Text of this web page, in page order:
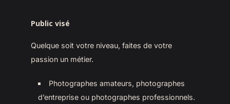
Public visé
Quelque soit votre niveau, faites de votre
passion un métier.
Photographes amateurs, photographes
d’entreprise ou photographes professionnels.